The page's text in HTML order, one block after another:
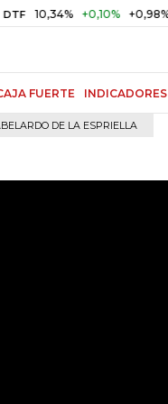
+0,10% +0,98% UVR
FUERTE INDICADORES
DE LA ESPRIELLA